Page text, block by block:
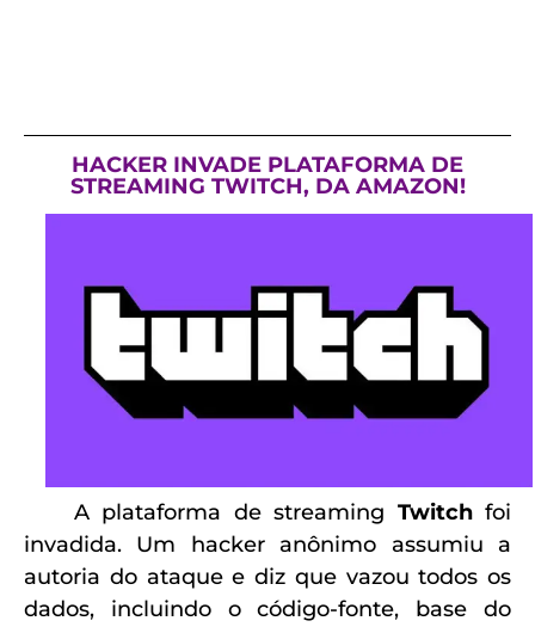
HACKER INVADE PLATAFORMA DE
STREAMING TWITCH, DA AMAZON!
A plataforma de streaming Twitchfoi
invadida. Um hacker anônimo assumiu a
autoria do ataque e diz que vazou todos os
dados, incluindo o código-fonte, base do